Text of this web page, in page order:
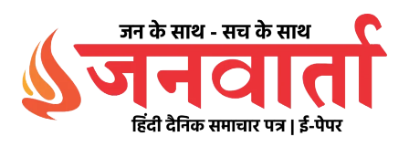
content